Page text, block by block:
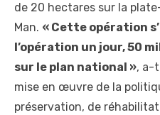
de 20 hectares sur la
Man. « Cette opération
l’opération un jour, 50
sur le plan national », a-
mise en œuvre de la
préservation, de